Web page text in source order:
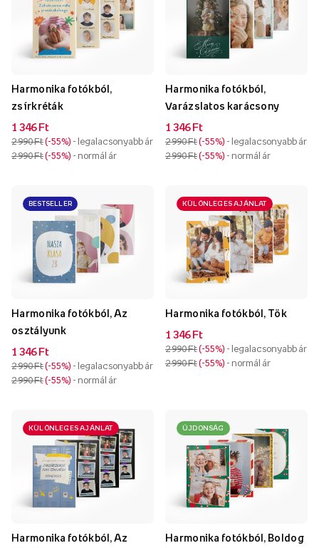
Harmonika fotókból,
zsírkréták
1 346 Ft
2 990 Ft -55% - legalacsonyabb ár
2 990 Ft -55% - normál ár
Harmonika fotókból,
Varázslatos karácsony
1 346 Ft
2 990 Ft -55% - legalacsonyabb ár
2 990 Ft -55% - normál ár
BESTSELLER
Harmonika fotókból, Az
osztályunk
1 346 Ft
2 990 Ft -55% - legalacsonyabb ár
2 990 Ft -55% - normál ár
KÜLÖNLEGES AJÁNLAT
Harmonika fotókból, Tök
1 346 Ft
2 990 Ft -55% - legalacsonyabb ár
2 990 Ft -55% - normál ár
KÜLÖNLEGES AJÁNLAT
Harmonika fotókból, Az
ÚJDONSÁG
Harmonika fotókból, Boldog